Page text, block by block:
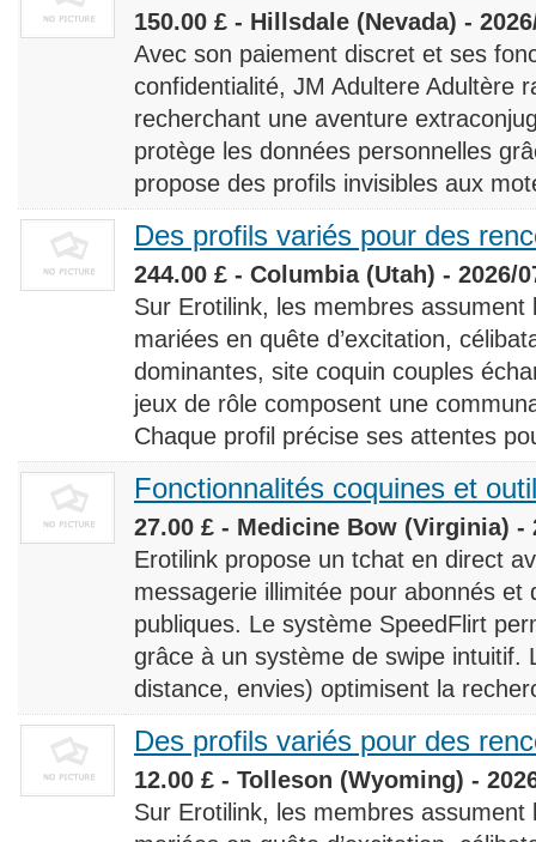
150.00 £ - Hillsdale (Nevada) -
Avec son paiement discret et ses
confidentialité, JM Adultere Adultère
recherchant une aventure
protège les données personnelles
propose des profils invisibles aux
Des profils variés pour des
244.00 £ - Columbia (Utah) - 2026/
Sur Erotilink, les membres
mariées en quête d’excitation,
dominantes, site coquin couples
jeux de rôle composent une
Chaque profil précise ses attentes
Fonctionnalités coquines et
27.00 £ - Medicine Bow (Virginia) -
Erotilink propose un tchat en direct
messagerie illimitée pour abonnés et
publiques. Le système SpeedFlirt
grâce à un système de swipe intuitif.
distance, envies) optimisent la
Des profils variés pour des
12.00 £ - Tolleson (Wyoming) -
Sur Erotilink, les membres